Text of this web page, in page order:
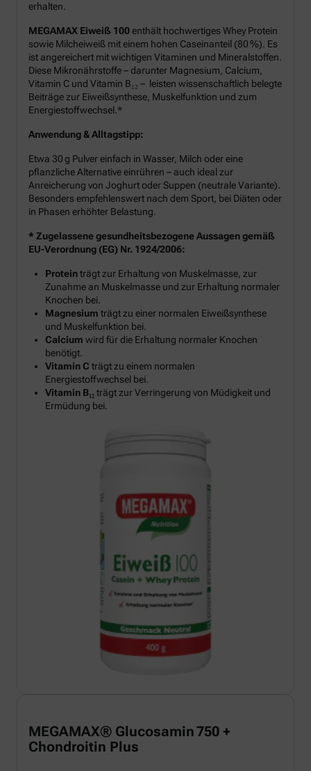
erhalten.
MEGAMAX Eiweiß 100enthält hochwertiges Whey Protein
sowie Milcheiweiß mit einem hohen Caseinanteil (80 %). Es
ist angereichert mit wichtigen Vitaminen und Mineralstoffen.
Diese Mikronährstoffe – darunter Magnesium, Calcium,
Vitamin C und Vitamin B₁₂ – leisten wissenschaftlich belegte
Beiträge zur Eiweißsynthese, Muskelfunktion und zum
Energiestoffwechsel.*
Anwendung & Alltagstipp:
Etwa 30 g Pulver einfach in Wasser, Milch oder eine
pflanzliche Alternative einrühren – auch ideal zur
Anreicherung von Joghurt oder Suppen (neutrale Variante).
Besonders empfehlenswert nach dem Sport, bei Diäten oder
in Phasen erhöhter Belastung.
* Zugelassene gesundheitsbezogene Aussagen gemäß
EU-Verordnung (EG) Nr. 1924/2006:
Proteinträgt zur Erhaltung von Muskelmasse, zur
Zunahme an Muskelmasse und zur Erhaltung normaler
Knochen bei.
Magnesium trägt zu einer normalen Eiweißsynthese
und Muskelfunktion bei.
Calcium wird für die Erhaltung normaler Knochen
benötigt.
Vitamin C trägt zu einem normalen
Energiestoffwechsel bei.
Vitamin B₁₂trägt zur Verringerung von Müdigkeit und
Ermüdung bei.
MEGAMAX® Glucosamin 750 +
Chondroitin Plus